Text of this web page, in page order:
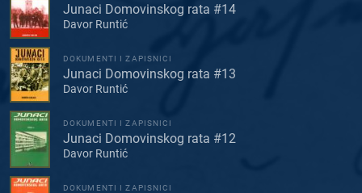
Junaci Domovinskog rata #14
Davor Runtić
DOKUMENTI I ZAPISNICI
Junaci Domovinskog rata #13
Davor Runtić
DOKUMENTI I ZAPISNICI
Junaci Domovinskog rata #12
Davor Runtić
DOKUMENTI I ZAPISNICI